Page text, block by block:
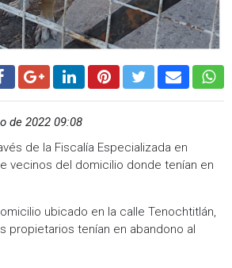
de 2022 09:08
de la Fiscalía Especializada en
vecinos del domicilio donde tenían en
ubicado en la calle Tenochtitlán,
propietarios tenían en abandono al